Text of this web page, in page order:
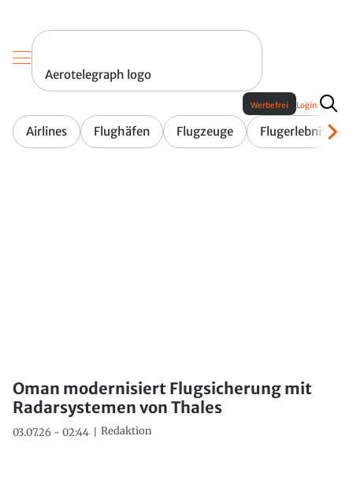
Aerotelegraph logo
Airlines Flughäfen Flugzeuge Flugerlebnis
Werbefrei Login
Oman modernisiert Flugsicherung mit
Radarsystemen von Thales
03.07.26 - 02:44 Redaktion